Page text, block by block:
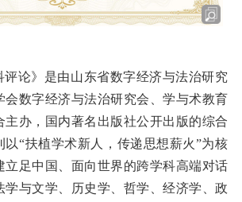
评论》是由山东省数字经济与法治研究
会数字经济与法治研究会、学与术教育
主办，国内著名出版社公开出版的综合
以“扶植学术新人，传递思想薪火”为核
立足中国、面向世界的跨学科高端对话
学与文学、历史学、哲学、经济学、政